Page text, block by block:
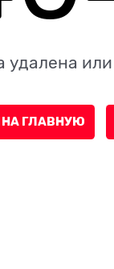
удалена
НА ГЛАВНУЮ